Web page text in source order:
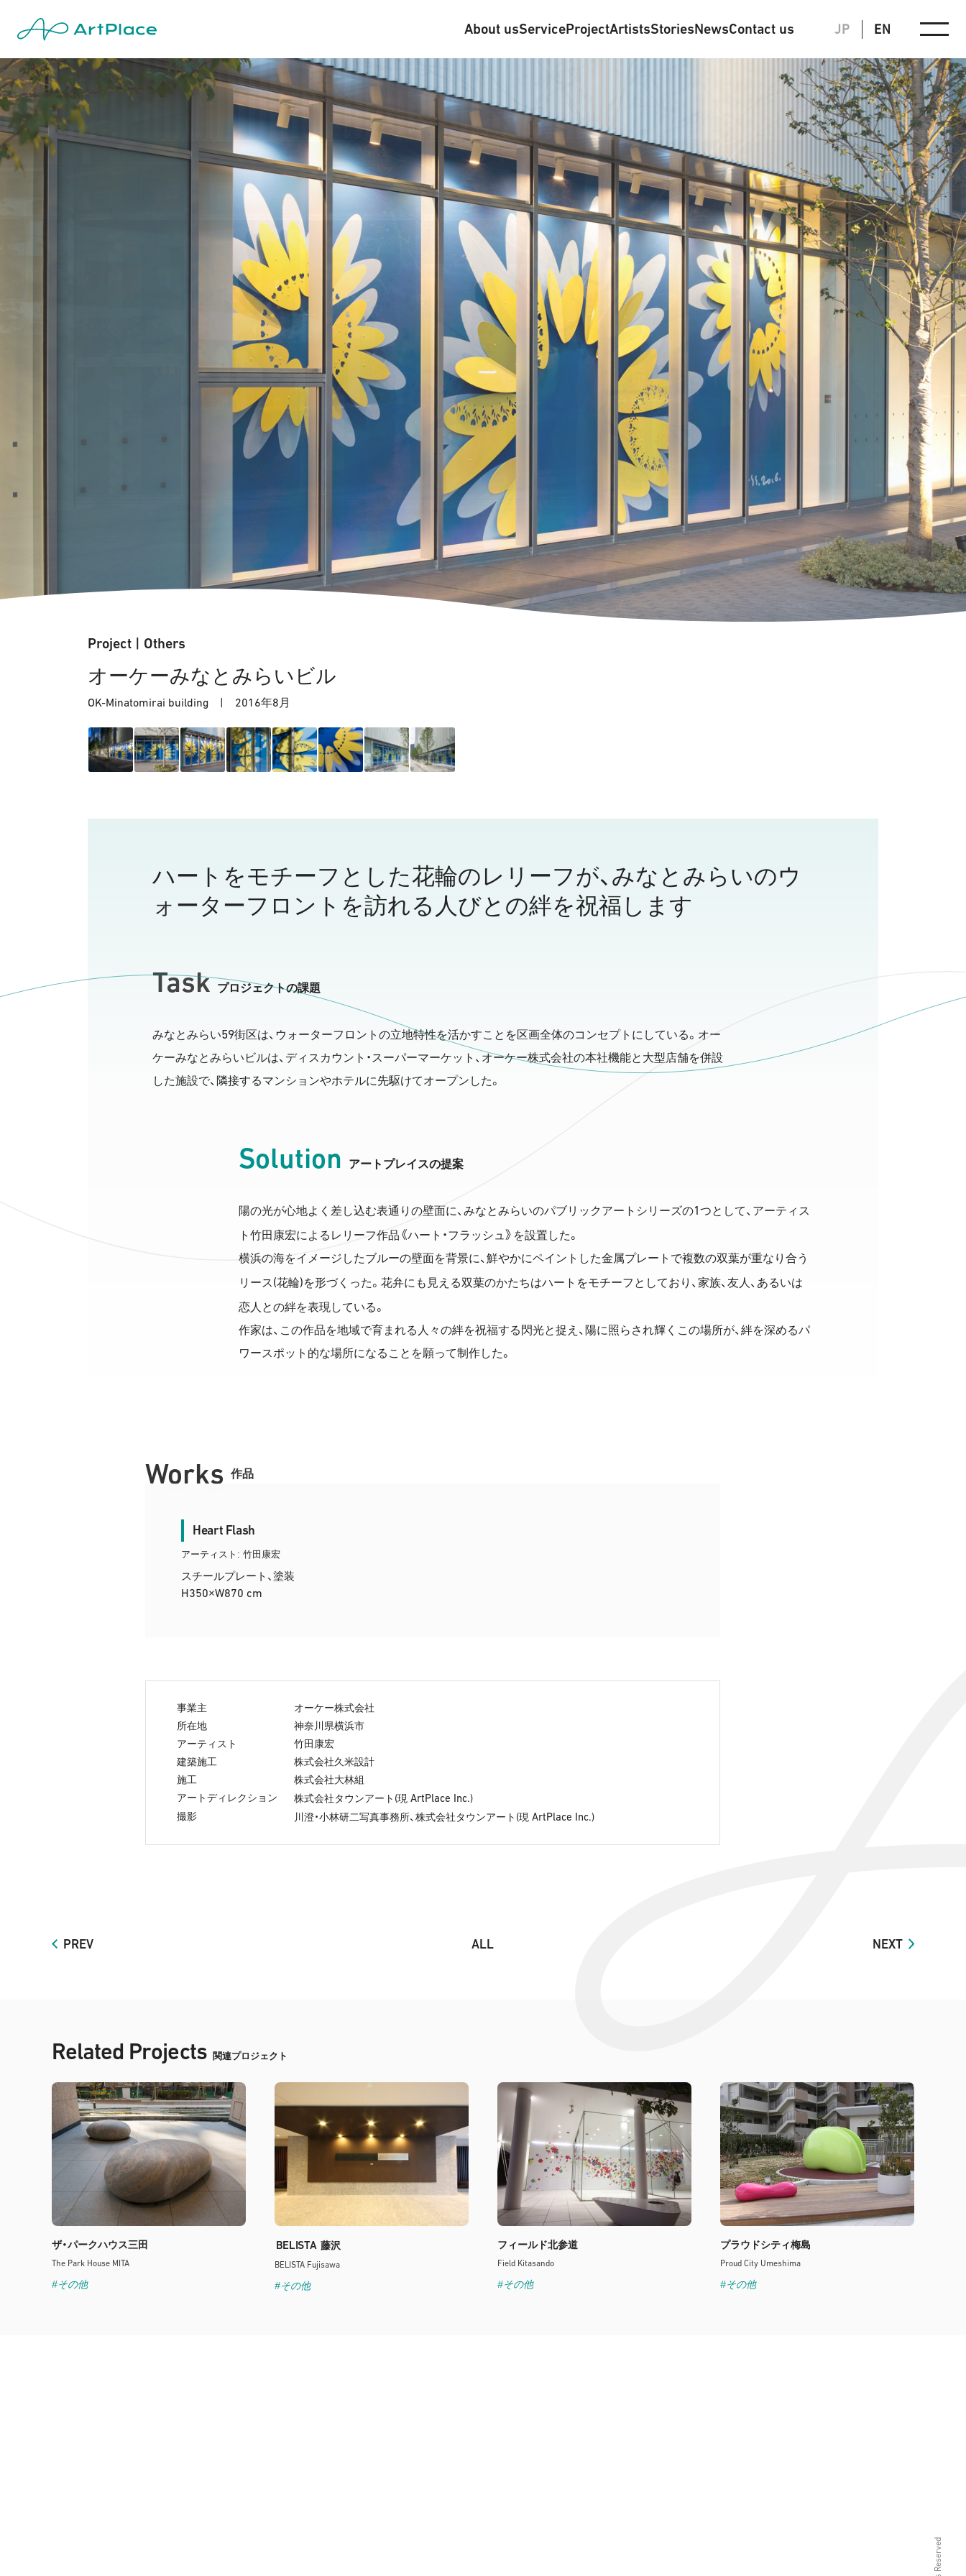
About usServiceProjectArtistsStoriesNewsContact us JP EN
Project Others
オーケーみなとみらいビル
OK-Minatomirai building | 2016年8月
ハートをモチーフとした花輪のレリーフが、みなとみらいのウ
ォーターフロントを訪れる人びとの絆を祝福します
Task プロジェクトの課題
みなとみらい59街区は、ウォーターフロントの立地特性を活かすことを区画全体のコンセプトにしている。オー
ケーみなとみらいビルは、ディスカウント・スーパーマーケット、オーケー株式会社の本社機能と大型店舗を併設
した施設で、隣接するマンションやホテルに先駆けてオープンした。
Solution アートプレイスの提案
陽の光が心地よく差し込む表通りの壁面に、みなとみらいのパブリックアートシリーズの1つとして、アーティス
ト竹田康宏によるレリーフ作品《ハート・フラッシュ》を設置した。
横浜の海をイメージしたブルーの壁面を背景に、鮮やかにペイントした金属プレートで複数の双葉が重なり合う
リース(花輪)を形づくった。花弁にも見える双葉のかたちはハートをモチーフとしており、家族、友人、あるいは
恋人との絆を表現している。
作家は、この作品を地域で育まれる人々の絆を祝福する閃光と捉え、陽に照らされ輝くこの場所が、絆を深めるパ
ワースポット的な場所になることを願って制作した。
Works 作品
Heart Flash
アーティスト: 竹田康宏
スチールプレート、塗装
H350×W870 cm
事業主
オーケー株式会社
所在地
神奈川県横浜市
アーティスト
竹田康宏
建築施工
株式会社久米設計
施工
株式会社大林組
アートディレクション
株式会社タウンアート (現 ArtPlace Inc.)
撮影 川澄・小林研二写真事務所、株式会社タウンアート (現 ArtPlace Inc.)
PREV ALL NEXT
Related Projects 関連プロジェクト
ザ・パークハウス三田
The Park House MITA
#その他
BELISTA 藤沢
BELISTA Fujisawa
#その他
フィールド北参道
Field Kitasando
#その他
プラウドシティ梅島
Proud City Umeshima
#その他